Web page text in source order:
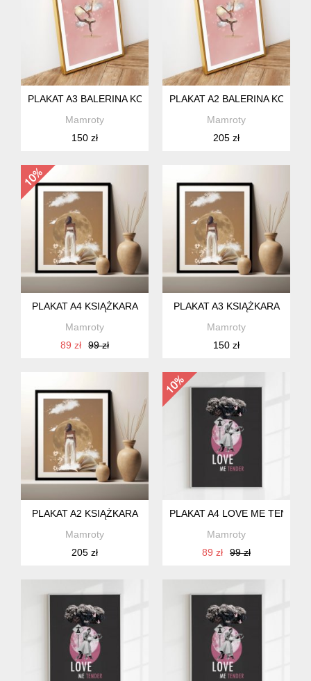
PLAKAT A3 BALERINA KOLAŻ
Mamroty
150 zł
PLAKAT A2 BALERINA KOLAŻ
Mamroty
205 zł
PLAKAT A4 KSIĄŻKARA
Mamroty
89 zł
99 zł
PLAKAT A3 KSIĄŻKARA
Mamroty
150 zł
PLAKAT A2 KSIĄŻKARA
Mamroty
205 zł
PLAKAT A4 LOVE ME TENDER
Mamroty
89 zł
99 zł